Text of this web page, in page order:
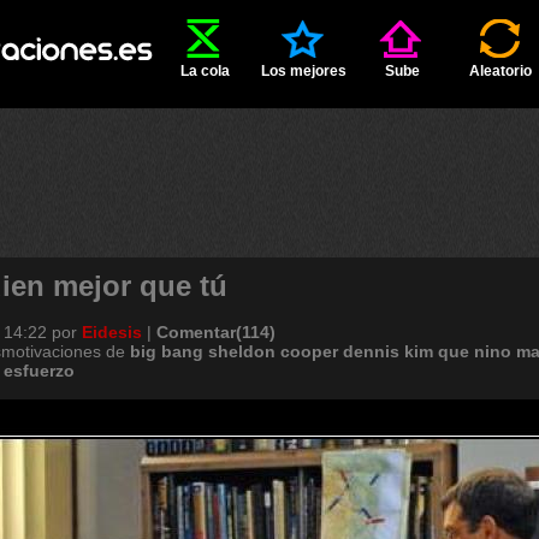
La cola Los mejores Sube Aleatorio
mejor que tú
por Eidesis | Comentar(114)
de big bang sheldon cooper dennis kim que nino
esfuerzo